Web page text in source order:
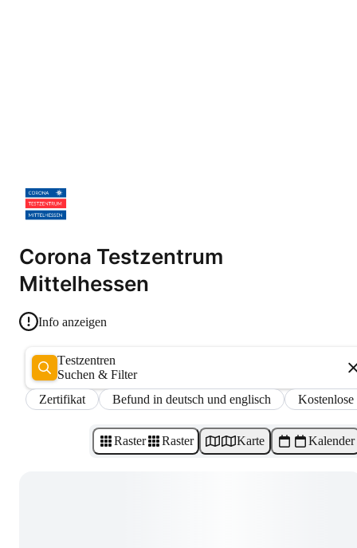
Corona Testzentrum
Mittelhessen
Info anzeigen
Testzentren
Suchen & Filter
Zertifikat
Befund in deutsch und englisch
Raster Raster Karte Kalender